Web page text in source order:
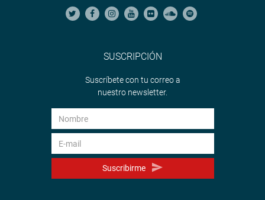
SUSCRIPCIÓN
Suscríbete con tu correo a
nuestro newsletter.
Suscribirme